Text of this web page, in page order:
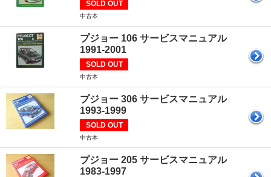
SOLD OUT
中古本
プジョー 106 サービスマニュアル
1991-2001
SOLD OUT
中古本
プジョー 306 サービスマニュアル
1993-1999
SOLD OUT
中古本
プジョー 205 サービスマニュアル
1983-1997